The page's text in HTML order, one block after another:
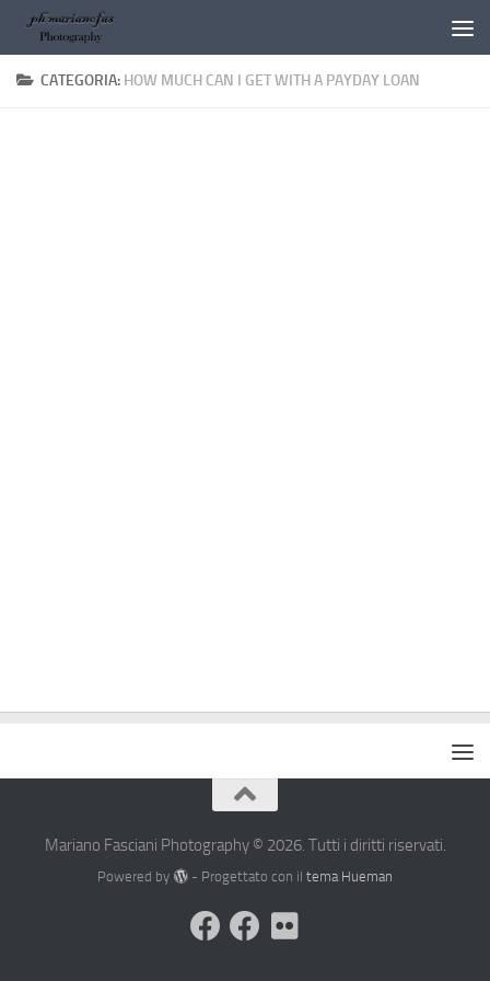
Salta al contenuto
CATEGORIA: HOW MUCH CAN I GET WITH A PAYDAY LOAN
Mariano Fasciani Photography © 2026. Tutti i diritti riservati.
Powered by - Progettato con il tema Hueman